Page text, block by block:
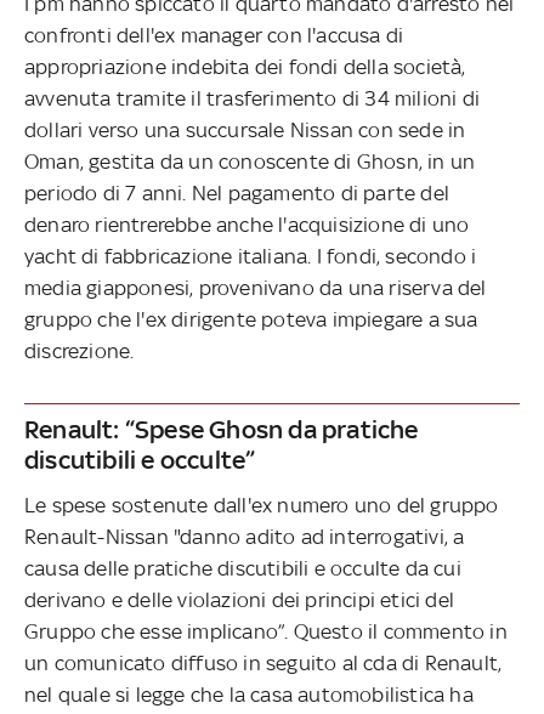
confronti dell'ex manager con l'accusa di
appropriazione indebita dei fondi della società,
avvenuta tramite il trasferimento di 34 milioni di
dollari verso una succursale Nissan con sede in
Oman, gestita da un conoscente di Ghosn, in un
periodo di 7 anni. Nel pagamento di parte del
denaro rientrerebbe anche l'acquisizione di uno
yacht di fabbricazione italiana. I fondi, secondo i
media giapponesi, provenivano da una riserva del
gruppo che l'ex dirigente poteva impiegare a sua
discrezione.
Renault: “Spese Ghosn da pratiche
discutibili e occulte”
Le spese sostenute dall'ex numero uno del gruppo
Renault-Nissan "danno adito ad interrogativi, a
causa delle pratiche discutibili e occulte da cui
derivano e delle violazioni dei principi etici del
Gruppo che esse implicano”. Questo il commento in
un comunicato diffuso in seguito al cda di Renault,
nel quale si legge che la casa automobilistica ha